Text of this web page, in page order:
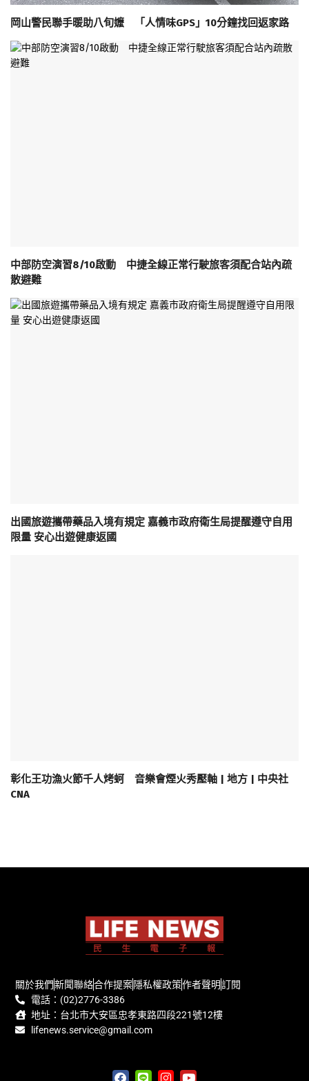
岡山警民聯手暖助八旬嬤 「人情味GPS」10分鐘找回返家路
中部防空演習8/10啟動 中捷全線正常行駛旅客須配合站內疏
散避難
出國旅遊攜帶藥品入境有規定 嘉義市政府衛生局提醒遵守自用
限量 安心出遊健康返國
彰化王功漁火節千人烤蚵 音樂會煙火秀壓軸 | 地方 | 中央社
CNA
關於我們新聞聯絡合作提案隱私權政策作者聲明訂閱
電話：(02)2776-3386
地址：台北市大安區忠孝東路四段221號12樓
lifenews.service@gmail.com